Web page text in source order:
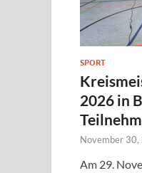
SPORT
2026 in
November 30,
Am 29.